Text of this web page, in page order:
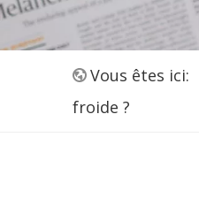
Vous êtes ici:
froide ?